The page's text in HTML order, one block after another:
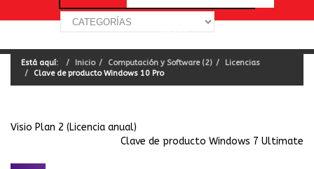
Está aquí: Inicio Computación y Software (2)
Licencias
Clave de producto Windows 10 Pro
Visio Plan 2 (Licencia anual)
Clave de producto Windows 7 Ultimate